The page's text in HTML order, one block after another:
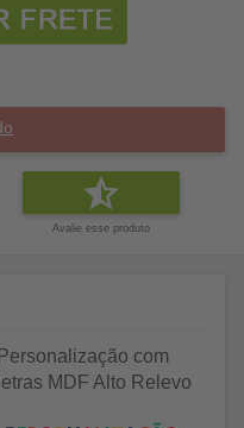
Avalie esse produto
Personalização com
letras MDF Alto Relevo